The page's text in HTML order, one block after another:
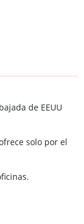
de EEUU
solo por el